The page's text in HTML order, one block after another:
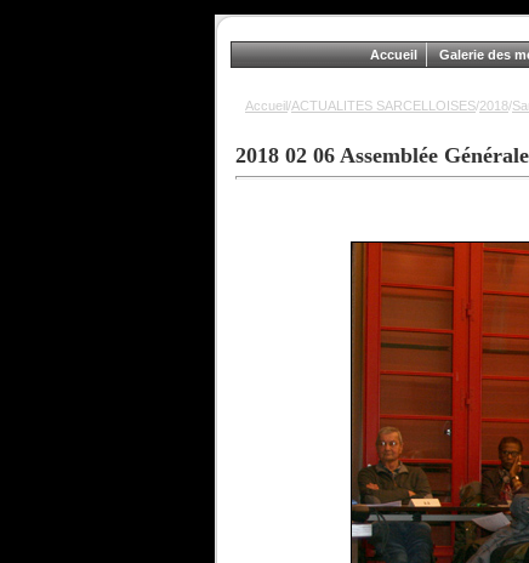
Accueil Galerie des
Accueil/ACTUALITES SARCELLOISES/2018/
2018 02 06 Assemblée